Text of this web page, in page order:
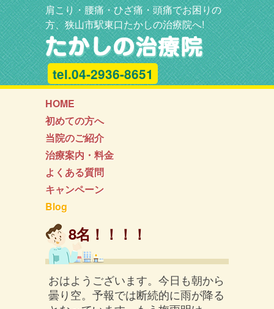
肩こり・腰痛・ひざ痛・頭痛でお困りの
方、狭山市駅東口たかしの治療院へ!
tel.04-2936-8651
HOME
初めての方へ
当院のご紹介
治療案内・料金
よくある質問
キャンペーン
Blog
8名！！！！
おはようございます。今日も朝から
曇り空。予報では断続的に雨が降る